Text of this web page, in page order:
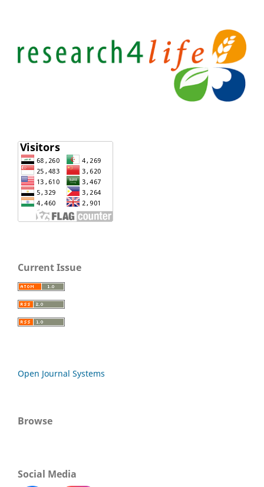
Current Issue
Open Journal Systems
Browse
Social Media